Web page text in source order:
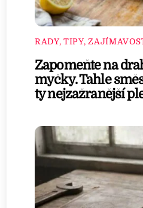
RADY, TIPY,
Zapomeňte na
myčky. Tahle
ty nejzažranější